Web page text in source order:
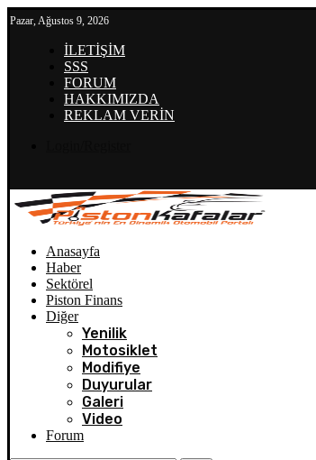
Pazar, Ağustos 9, 2026
İLETİŞİM
SSS
FORUM
HAKKIMIZDA
REKLAM VERİN
Anasayfa
Haber
Sektörel
Piston Finans
Diğer
Yenilik
Motosiklet
Modifiye
Duyurular
Galeri
Video
Forum